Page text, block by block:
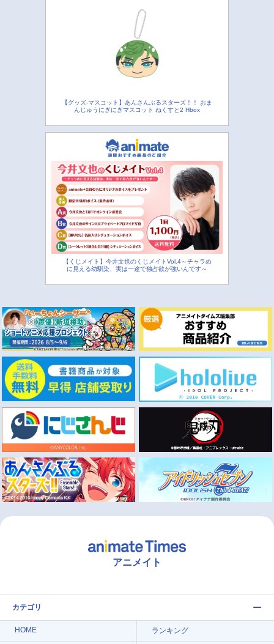
【グッズ-マスコット】あんさんぶるスターズ！！ おま
んじゅうにぎにぎマスコット ねくすと2 Hbox
【くじメイト】今井文也のくじメイトVol.4～チャラめ
に見える幼馴染、実は一途で独占欲が強いんです～
アニメイト
カテゴリ
HOME ランキング